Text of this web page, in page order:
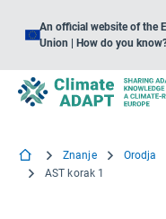
An official website of the
Union | How do you
Znanje Orodja
AST korak 1